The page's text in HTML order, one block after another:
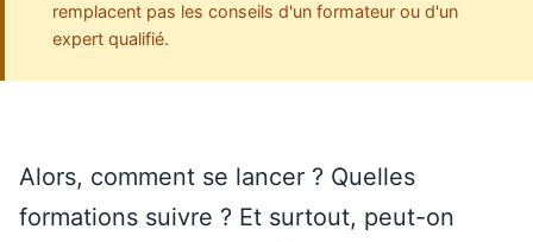
remplacent pas les conseils d'un formateur ou d'un
expert qualifié.
Alors, comment se lancer ? Quelles
formations suivre ? Et surtout, peut-on